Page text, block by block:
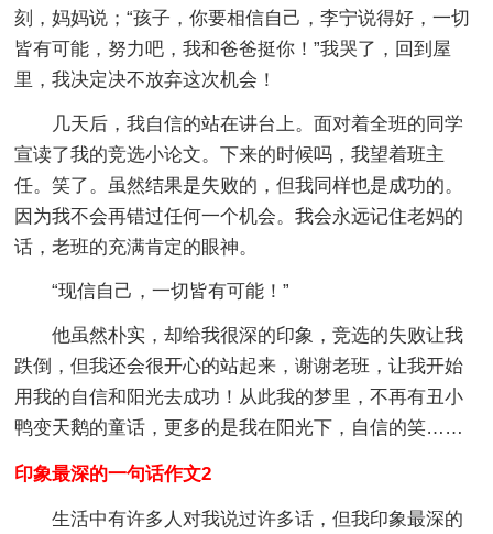
刻，妈妈说；“孩子，你要相信自己，李宁说得好，一切
皆有可能，努力吧，我和爸爸挺你！”我哭了，回到屋
里，我决定决不放弃这次机会！
几天后，我自信的站在讲台上。面对着全班的同学
宣读了我的竞选小论文。下来的时候吗，我望着班主
任。笑了。虽然结果是失败的，但我同样也是成功的。
因为我不会再错过任何一个机会。我会永远记住老妈的
话，老班的充满肯定的眼神。
“现信自己，一切皆有可能！”
他虽然朴实，却给我很深的印象，竞选的失败让我
跌倒，但我还会很开心的站起来，谢谢老班，让我开始
用我的自信和阳光去成功！从此我的梦里，不再有丑小
鸭变天鹅的童话，更多的是我在阳光下，自信的笑……
印象最深的一句话作文2
生活中有许多人对我说过许多话，但我印象最深的